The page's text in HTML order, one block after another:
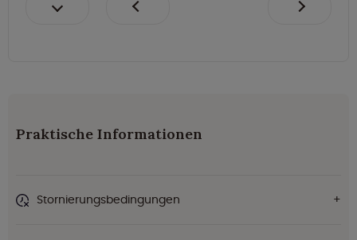
Praktische Informationen
Stornierungsbedingungen